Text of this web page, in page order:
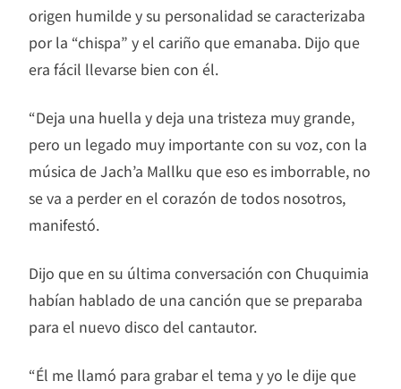
origen humilde y su personalidad se caracterizaba
por la “chispa” y el cariño que emanaba. Dijo que
era fácil llevarse bien con él.
“Deja una huella y deja una tristeza muy grande,
pero un legado muy importante con su voz, con la
música de Jach’a Mallku que eso es imborrable, no
se va a perder en el corazón de todos nosotros,
manifestó.
Dijo que en su última conversación con Chuquimia
habían hablado de una canción que se preparaba
para el nuevo disco del cantautor.
“Él me llamó para grabar el tema y yo le dije que